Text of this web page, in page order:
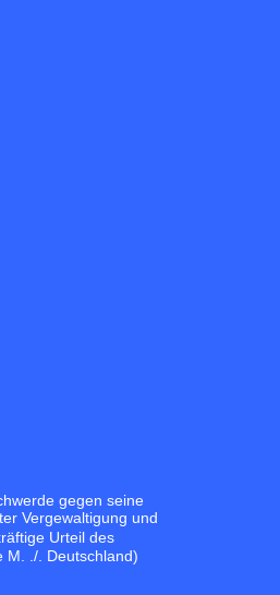
gegen seine
Vergewaltigung und
Urteil des
M. ./. Deutschland)